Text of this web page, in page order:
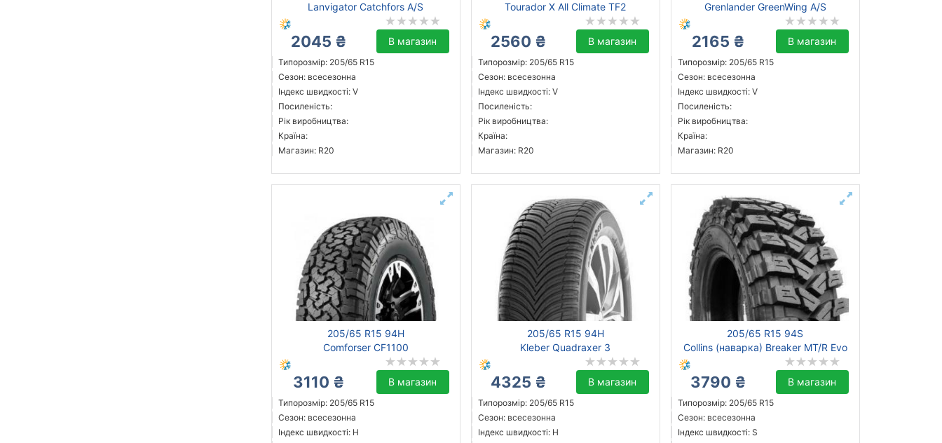
Lanvigator Catchfors A/S
2045 ₴ В магазин
Типорозмір: 205/65 R15
Сезон: всесезонна
Індекс швидкості: V
Посиленість:
Рік виробництва:
Країна:
Магазин: R20
Tourador X All Climate TF2
2560 ₴ В магазин
Типорозмір: 205/65 R15
Сезон: всесезонна
Індекс швидкості: V
Посиленість:
Рік виробництва:
Країна:
Магазин: R20
Grenlander GreenWing A/S
2165 ₴ В магазин
Типорозмір: 205/65 R15
Сезон: всесезонна
Індекс швидкості: V
Посиленість:
Рік виробництва:
Країна:
Магазин: R20
205/65 R15 94H
Comforser CF1100
3110 ₴ В магазин
Типорозмір: 205/65 R15
Сезон: всесезонна
Індекс швидкості: H
205/65 R15 94H
Kleber Quadraxer 3
4325 ₴ В магазин
Типорозмір: 205/65 R15
Сезон: всесезонна
Індекс швидкості: H
205/65 R15 94S
Collins (наварка) Breaker MT/R Evo
3790 ₴ В магазин
Типорозмір: 205/65 R15
Сезон: всесезонна
Індекс швидкості: S